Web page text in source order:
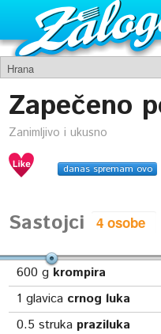
Zapečeno
Zanimljivo i ukusno
danas spremam ovo
Sastojci
600 g krompira
1 glavica crnog luka
0.5 struka praziluka